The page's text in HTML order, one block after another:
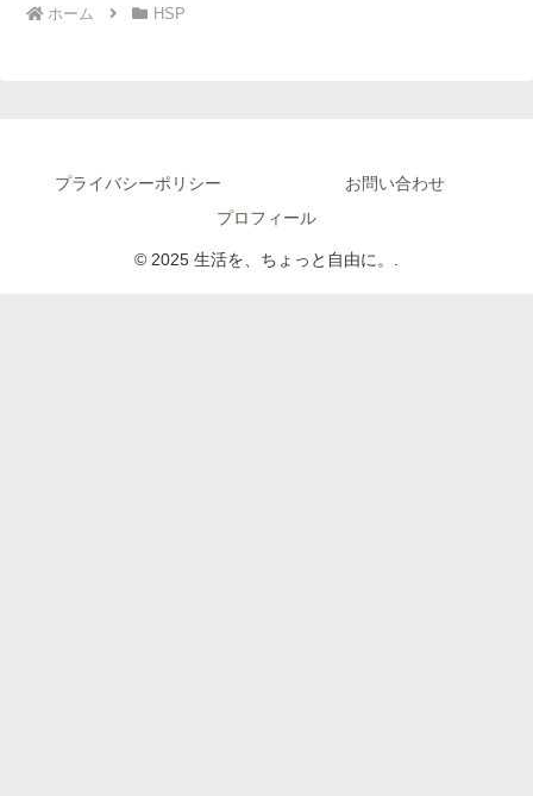
ホーム HSP
プライバシーポリシー
お問い合わせ
プロフィール
© 2025 生活を、ちょっと自由に。.